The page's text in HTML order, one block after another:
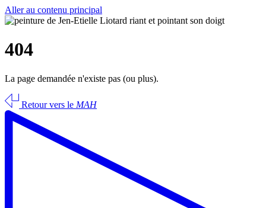
Aller au contenu principal
404
La page demandée n'existe pas (ou plus).
Retour vers le MAH